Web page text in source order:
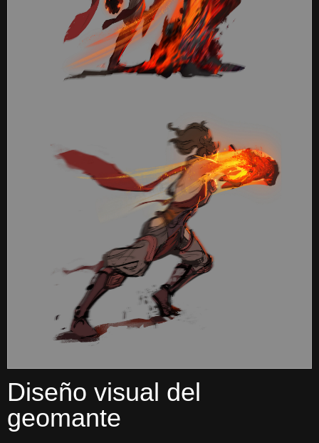
Diseño visual del
geomante